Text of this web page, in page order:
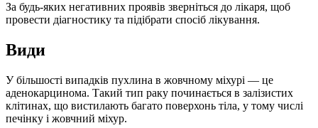
За будь-яких негативних проявів зверніться до лікаря, щоб
провести діагностику та підібрати спосіб лікування.
Види
У більшості випадків пухлина в жовчному міхурі — це
аденокарцинома. Такий тип раку починається в залізистих
клітинах, що вистилають багато поверхонь тіла, у тому числі
печінку і жовчний міхур.